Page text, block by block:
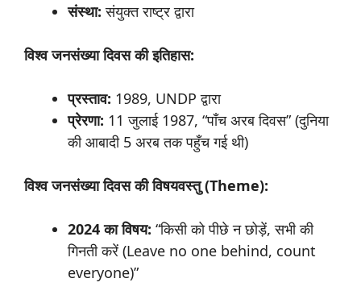
संस्था: संयुक्त राष्ट्र द्वारा
विश्व जनसंख्या दिवस की इतिहास:
प्रस्ताव: 1989, UNDP द्वारा
प्रेरणा: 11 जुलाई 1987, “पाँच अरब दिवस” (दुनिया
की आबादी 5 अरब तक पहुँच गई थी)
विश्व जनसंख्या दिवस की विषयवस्तु (Theme):
2024काविषय: “किसी को पीछे न छोड़ें, सभी की
गिनती करें (Leave no one behind, count
everyone)”